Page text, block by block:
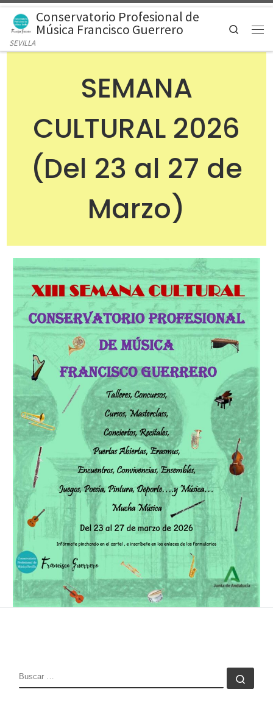
Saltar al contenido
Conservatorio Profesional de
Música Francisco Guerrero
SEVILLA
Search
SEMANA
CULTURAL 2026
(Del 23 al 27 de
Marzo)
BUSCAR